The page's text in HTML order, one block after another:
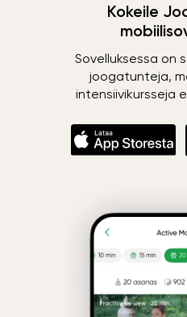
Kokeile
Sovelluksessa on
joogatunteja,
intensiivikursseja